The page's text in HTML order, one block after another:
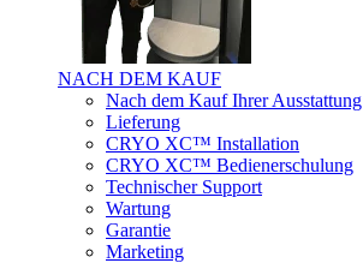
NACH DEM KAUF
Nach dem Kauf Ihrer Ausstattung
Lieferung
CRYO XC™ Installation
CRYO XC™ Bedienerschulung
Technischer Support
Wartung
Garantie
Marketing